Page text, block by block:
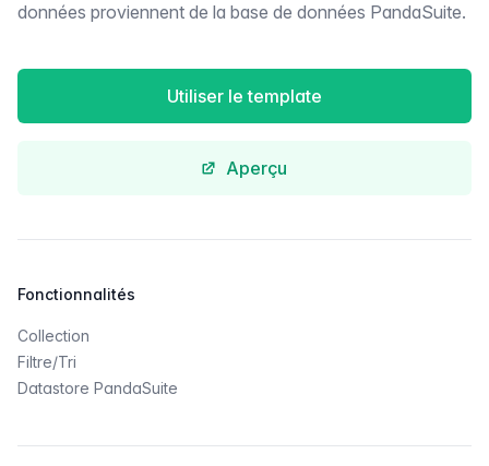
données proviennent de la base de données PandaSuite.
Utiliser le template
Aperçu
Fonctionnalités
Collection
Filtre/Tri
Datastore PandaSuite